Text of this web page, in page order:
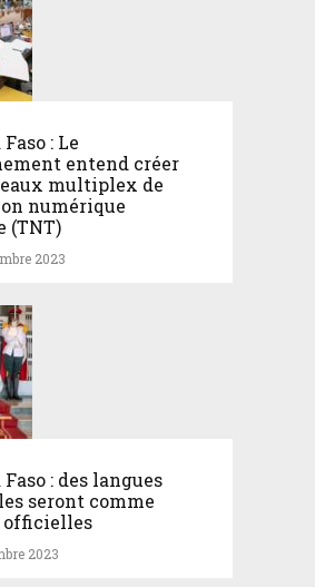
: Le
entend créer
multiplex de
numérique
(TNT)
2023
: des langues
seront comme
officielles
2023